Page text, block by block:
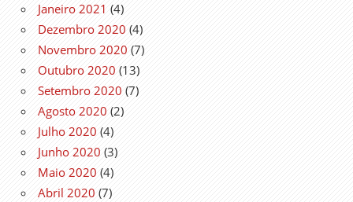
Janeiro 2021 (4)
Dezembro 2020 (4)
Novembro 2020 (7)
Outubro 2020 (13)
Setembro 2020 (7)
Agosto 2020 (2)
Julho 2020 (4)
Junho 2020 (3)
Maio 2020 (4)
Abril 2020 (7)